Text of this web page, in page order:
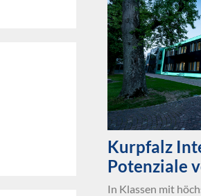
Kurpfalz
Potenziale
In Klassen mit